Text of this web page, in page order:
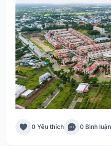
0 Yêu thích 0 Bình luận